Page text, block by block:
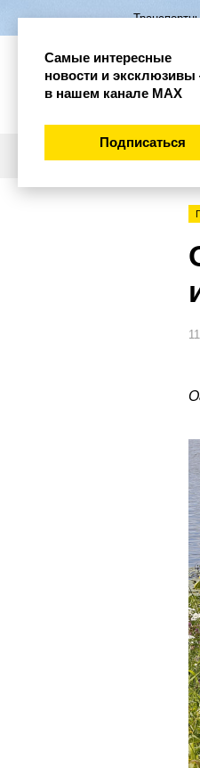
Самые интересные
новости и
в нашем канале МАХ
Подписаться